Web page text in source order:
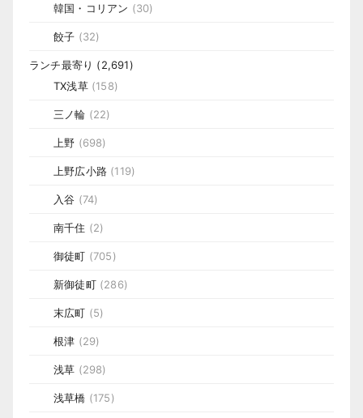
韓国・コリアン (30)
餃子 (32)
ランチ最寄り (2,691)
TX浅草(158)
三ノ輪 (22)
上野 (698)
上野広小路 (119)
入谷 (74)
南千住 (2)
御徒町 (705)
新御徒町(286)
末広町 (5)
根津 (29)
浅草 (298)
浅草橋 (175)